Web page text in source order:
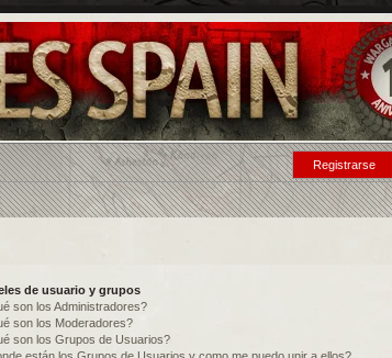
Registrarse
de usuario y grupos
son los Administradores?
son los Moderadores?
son los Grupos de Usuarios?